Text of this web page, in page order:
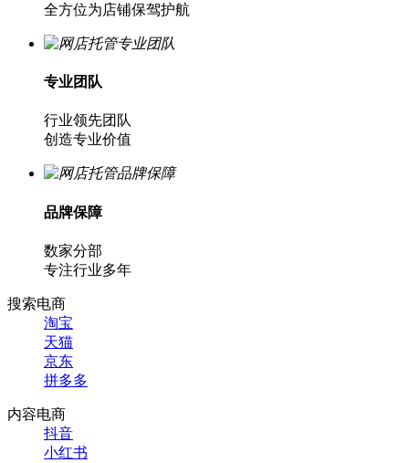
全方位为店铺保驾护航
专业团队
行业领先团队
创造专业价值
品牌保障
数家分部
专注行业多年
搜索电商
淘宝
天猫
京东
拼多多
内容电商
抖音
小红书